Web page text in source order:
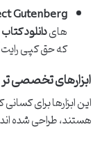
Gutenberg:
هایدانلود کتاب
که حق کپی رایت
ابزارهای تخصصی تر
این ابزارها برای
هستند، طراحی شده